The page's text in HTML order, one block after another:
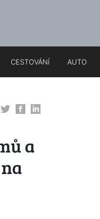
CESTOVÁNÍ AUTO
a